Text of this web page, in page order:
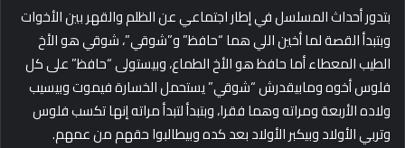
بتدور أحداث المسلسل في إطار اجتماعي عن الظلم والقهر بين الأخوات
وبتبدأ القصة لما أخين اللي هما “حافظ” و”شوقي”، شوقي هو الأخ
الطيب المعطاء أما حافظ هو الأخ الطماع، وبيستولى “حافظ” على كل
فلوس أخوه ومابيقدرش “شوقي” يستحمل الخسارة فيموت وبيسيب
ولاده الأربعة ومراته وهما فقرا، وبتبدأ لتبدأ مراته إنها تكسب فلوس
وتربي الأولاد وبيكبر الأولاد بعد كده وبيطالبوا حقهم من عمهم.